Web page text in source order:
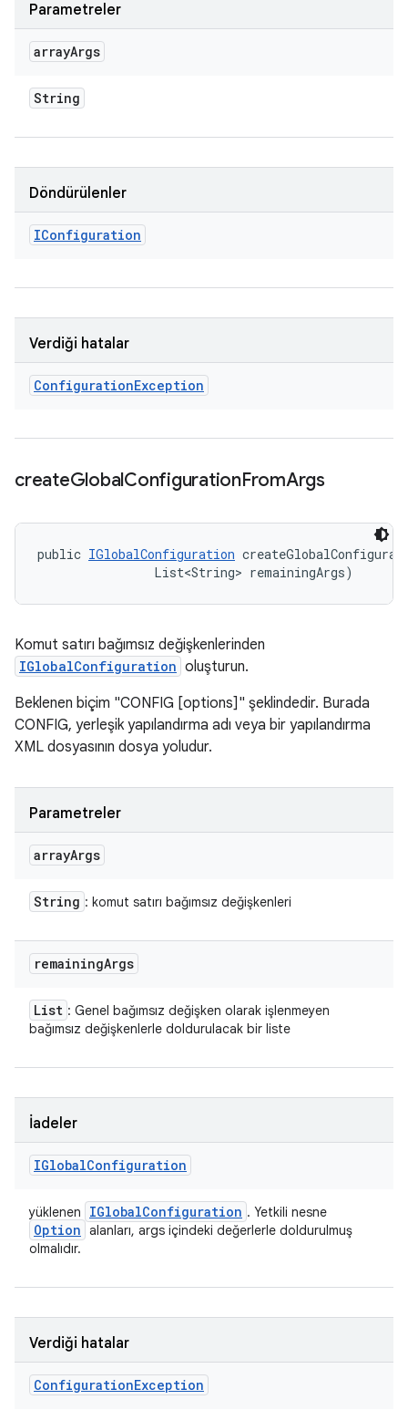
Parametreler
arrayArgs
String
Döndürülenler
IConfiguration
Verdiği hatalar
ConfigurationException
createGlobalConfigurationFromArgs
public IGlobalConfiguration
                List<String> remainingArgs)
Komut satırı bağımsız değişkenlerinden
IGlobalConfiguration oluşturun.
Beklenen biçim "CONFIG [options]" şeklindedir. Burada
CONFIG, yerleşik yapılandırma adı veya bir yapılandırma
XML dosyasının dosya yoludur.
Parametreler
arrayArgs
String : komut satırı bağımsız değişkenleri
remainingArgs
List : Genel bağımsız değişken olarak işlenmeyen
bağımsız değişkenlerle doldurulacak bir liste
İadeler
IGlobalConfiguration
yüklenen IGlobalConfiguration . Yetkili nesne
Option alanları, args içindeki değerlerle doldurulmuş
olmalıdır.
Verdiği hatalar
ConfigurationException